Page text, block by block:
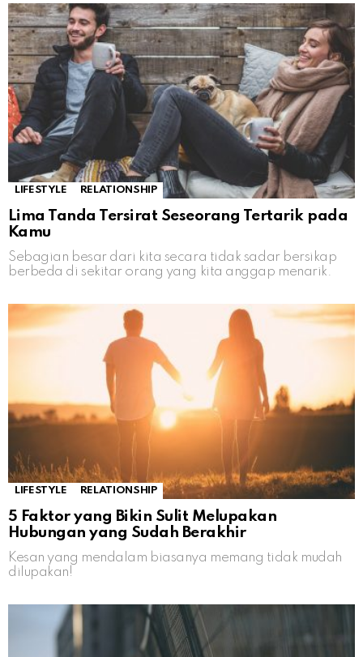
LIFESTYLE RELATIONSHIP
Lima Tanda Tersirat Seseorang Tertarik pada
Kamu
Sebagian besar dari kita secara tidak sadar bersikap
berbeda di sekitar orang yang kita anggap menarik.
LIFESTYLE RELATIONSHIP
5 Faktor yang Bikin Sulit Melupakan
Hubungan yang Sudah Berakhir
Kesan yang mendalam biasanya memang tidak mudah
dilupakan!